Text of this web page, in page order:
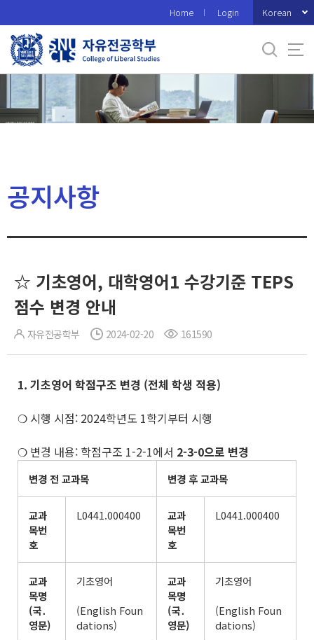
로
메
Home Login Korean
공지사항
☆ 기초영어, 대학영어1 수강기준 TEPS
점수 변경 안내
자유전공학부 2024-02-20 161590
1. 기초영어 학점구조 변경 (전체 학생 적용)
❍ 시행 시점: 2024학년도 1학기부터 시행
❍ 변경 내용: 학점구조 1-2-1에서 2-3-0으로 변경
변경 전 교과목 변경 후 교과목
교과
목번
호
L0441.000400
교과
목번
호
L0441.000400
교과
목명
(국․
영문)
기초영어
(English Foun
dations)
교과
목명
(국․
영문)
기초영어
(English Foun
dations)